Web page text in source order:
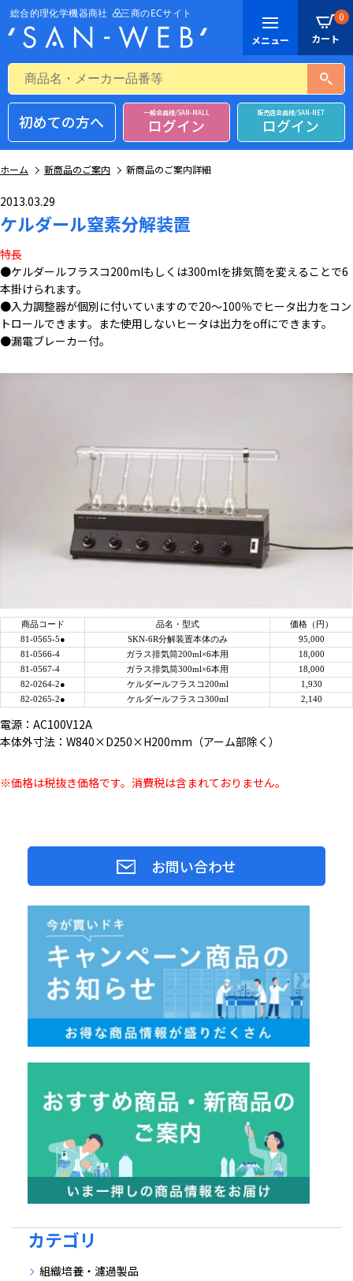
0
初めての方へ 一般会員様/SAN-MALL
ログイン
販売店会員様/SAN-NET
ログイン
ホーム 新商品のご案内 新商品のご案内詳細
2013.03.29
ケルダール窒素分解装置
特長
●ケルダールフラスコ200mlもしくは300mlを排気筒を変えることで6
本掛けられます。
●入力調整器が個別に付いていますので20～100％でヒータ出力をコン
トロールできます。また使用しないヒータは出力をoffにできます。
●漏電ブレーカー付。
商品コード 品名・型式
価格（円）
81-0565-5●
SKN-6R分解装置本体のみ
95,000
81-0566-4● ガラス排気筒200ml×6本用
18,000
81-0567-4● ガラス排気筒300ml×6本用
18,000
82-0264-2●
ケルダールフラスコ200ml
1,930
82-0265-2●
ケルダールフラスコ300ml 2,140
電源：AC100V12A
本体外寸法：W840×D250×H200mm（アーム部除く）
※価格は税抜き価格です。消費税は含まれておりません。
お問い合わせ
カテゴリ
組織培養・濾過製品